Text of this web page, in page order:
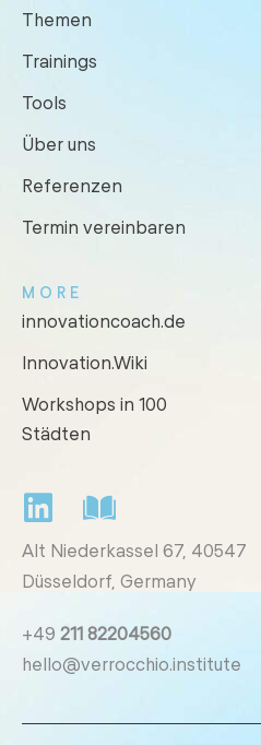
Themen
Trainings
Tools
Über uns
Referenzen
Termin vereinbaren
MORE
innovationcoach.de
Innovation.Wiki
Workshops in 100
Städten
Alt Niederkassel 67, 40547
Düsseldorf, Germany
+49 211 82204560
hello@verrocchio.institute